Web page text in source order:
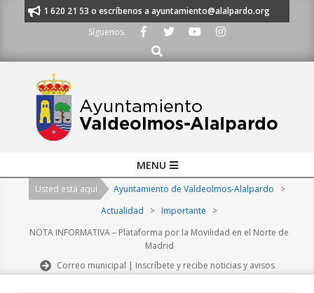
al 91 620 21 53 o escríbenos a ayuntamiento@alalpardo.org
Síguenos
Buscar
Navigation
MENU
Usted está aquí Ayuntamiento de Valdeolmos-Alalpardo
>
Actualidad
> Importante
>
NOTA INFORMATIVA – Plataforma por la Movilidad en el Norte de
Madrid
Correo municipal | Inscríbete y recibe noticias y avisos